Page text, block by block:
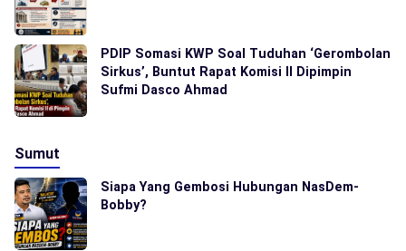
PDIP Somasi KWP Soal Tuduhan ‘Gerombolan
Sirkus’, Buntut Rapat Komisi II Dipimpin
Sufmi Dasco Ahmad
Sumut
Siapa Yang Gembosi Hubungan NasDem-
Bobby?